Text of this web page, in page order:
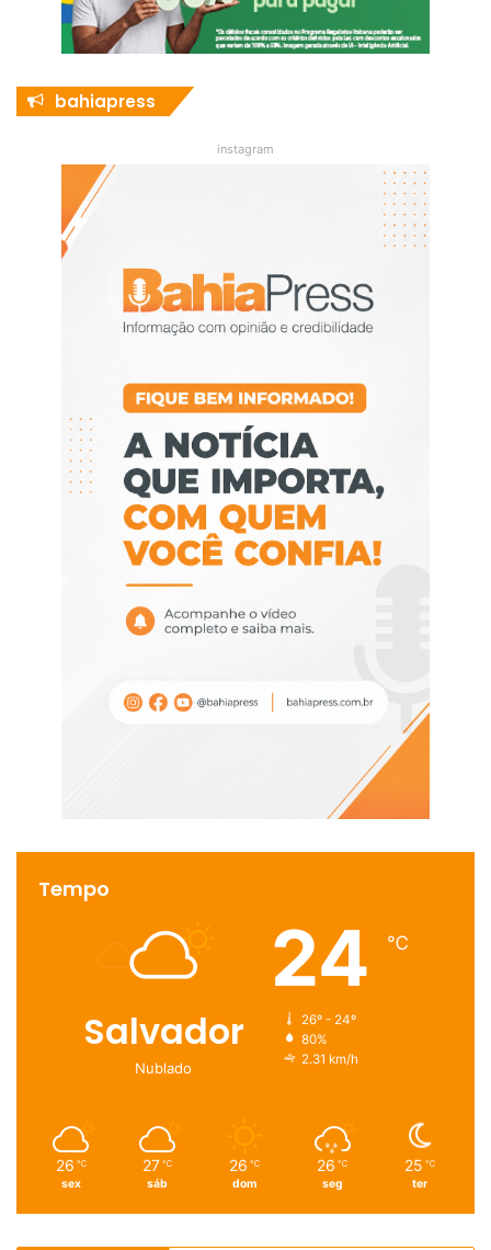
bahiapress
instagram
Tempo
Salvador
Nublado
24 ℃
26º - 24º
80%
2.31 km/h
26 ℃
sex
27 ℃
sáb
26 ℃
dom
26 ℃
seg
25 ℃
ter